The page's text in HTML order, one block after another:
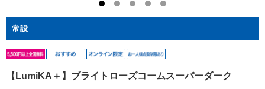
常設
【LumiKA＋】ブライトローズコームスーパーダーク